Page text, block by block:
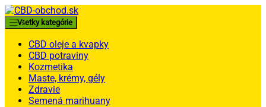
Skip
to
navigation
Skip
to
content
Všetky kategórie
CBD oleje a kvapky
CBD potraviny
Kozmetika
Maste, krémy, gély
Zdravie
Semená marihuany